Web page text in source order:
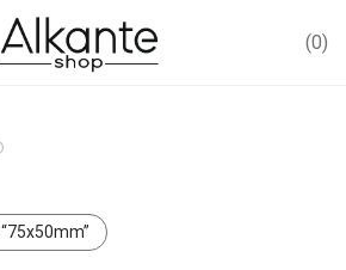
0
“75x50mm”